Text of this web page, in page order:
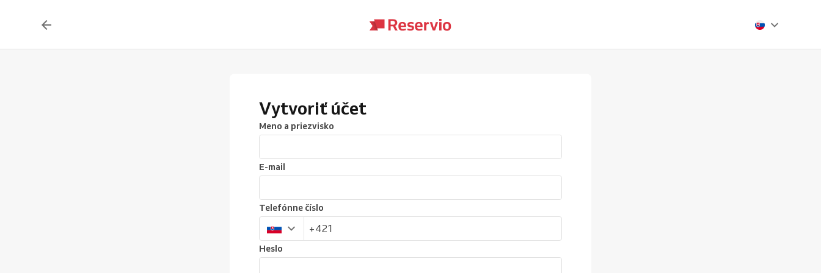
Vytvoriť účet
Meno a priezvisko
E-mail
Telefónne číslo
Heslo